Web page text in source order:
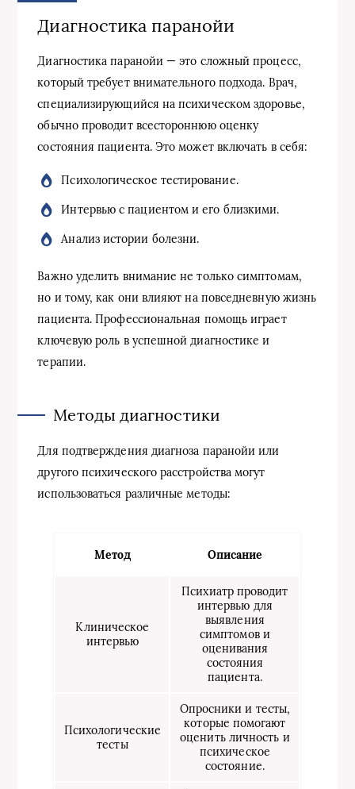
Диагностика паранойи
Диагностика паранойи — это сложный процесс,
который требует внимательного подхода. Врач,
специализирующийся на психическом здоровье,
обычно проводит всестороннюю оценку
состояния пациента. Это может включать в себя:
Психологическое тестирование.
Интервью с пациентом и его близкими.
Анализ истории болезни.
Важно уделить внимание не только симптомам,
но и тому, как они влияют на повседневную жизнь
пациента. Профессиональная помощь играет
ключевую роль в успешной диагностике и
терапии.
Методы диагностики
Для подтверждения диагноза паранойи или
другого психического расстройства могут
использоваться различные методы:
Метод Описание
Клиническое
интервью
Психиатр проводит
интервью для
выявления
симптомов и
оценивания
состояния
пациента.
Психологические
тесты
Опросники и тесты,
которые помогают
оценить личность и
психическое
состояние.